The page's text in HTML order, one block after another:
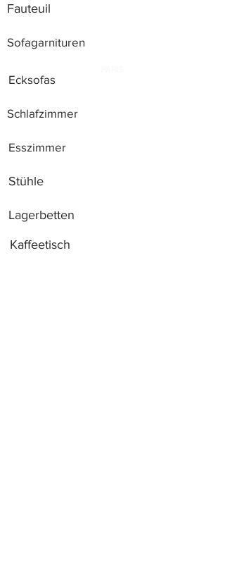
Fauteuil
Sofagarnituren
Ecksofas
Schlafzimmer
Esszimmer
Stühle
Lagerbetten
Kaffeetisch